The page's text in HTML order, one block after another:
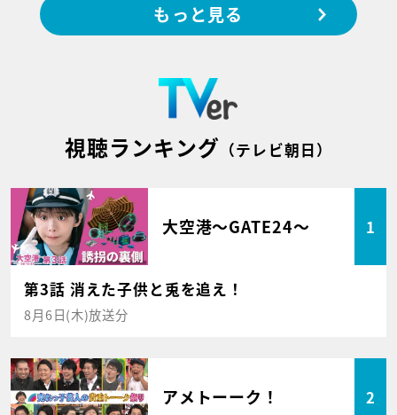
もっと見る
視聴ランキング （テレビ朝日）
大空港～GATE24～ 1
第3話 消えた子供と兎を追え！
8月6日(木)放送分
アメトーーク！ 2